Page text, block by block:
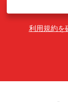
利用規約を